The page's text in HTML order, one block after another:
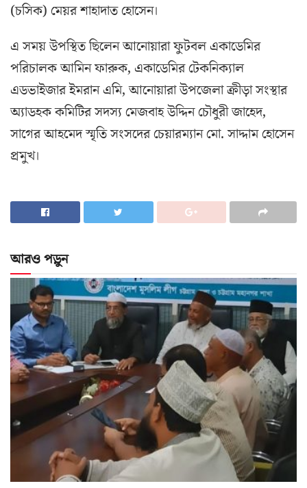
(চসিক) মেয়র শাহাদাত হোসেন।
এ সময় উপস্থিত ছিলেন আনোয়ারা ফুটবল একাডেমির
পরিচালক আমিন ফারুক, একাডেমির টেকনিক্যাল
এডভাইজার ইমরান এমি, আনোয়ারা উপজেলা ক্রীড়া সংস্থার
অ্যাডহক কমিটির সদস্য মেজবাহ উদ্দিন চৌধুরী জাহেদ,
সাগের আহমেদ স্মৃতি সংসদের চেয়ারম্যান মো. সাদ্দাম হোসেন
প্রমুখ।
আরও পড়ুন